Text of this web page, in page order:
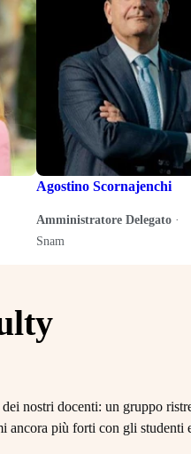
Agostino Scornajenchi
Amministratore Delegato ·
Snam
nostri docenti: un gruppo
ancora più forti con gli studenti